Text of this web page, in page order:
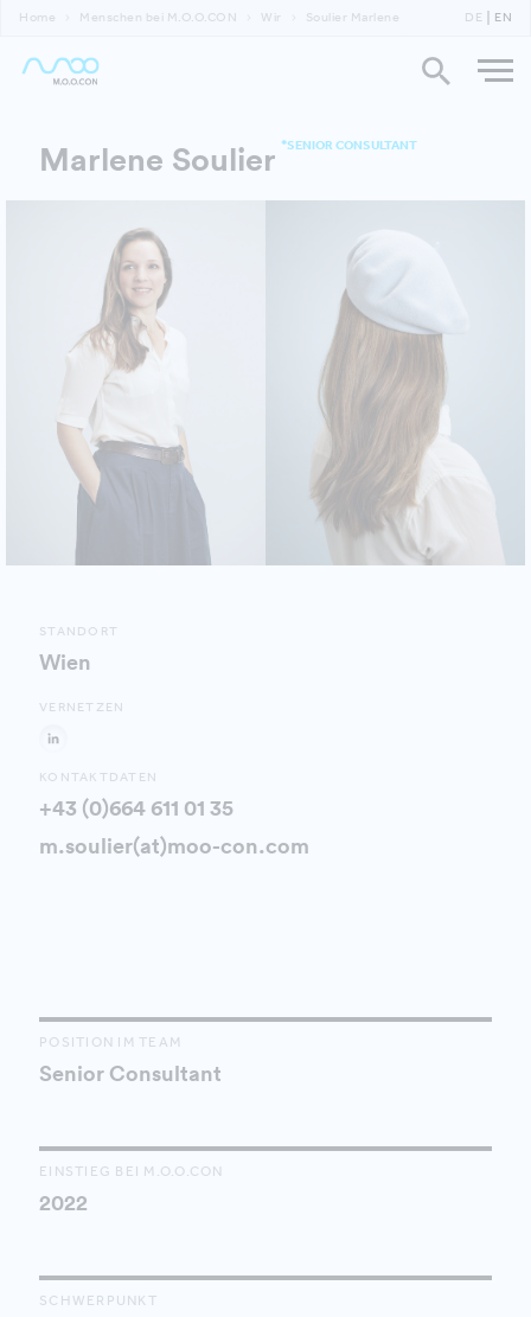
Home Menschen bei M.O.O.CON Wir Soulier Marlene DE EN
Marlene Soulier *SENIOR CONSULTANT
STANDORT
Wien
VERNETZEN
KONTAKTDATEN
+43 (0)664 611 01 35
m.soulier(at)moo-con.com
POSITION IM TEAM
Senior Consultant
EINSTIEG BEI M.O.O.CON
2022
SCHWERPUNKT